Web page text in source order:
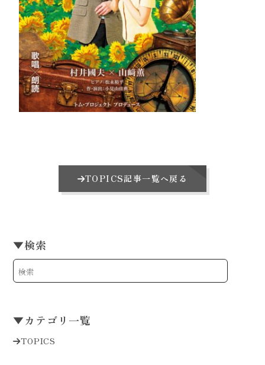
TOPICS記事一覧へ戻る
▼検索
▼カテゴリ一覧
TOPICS